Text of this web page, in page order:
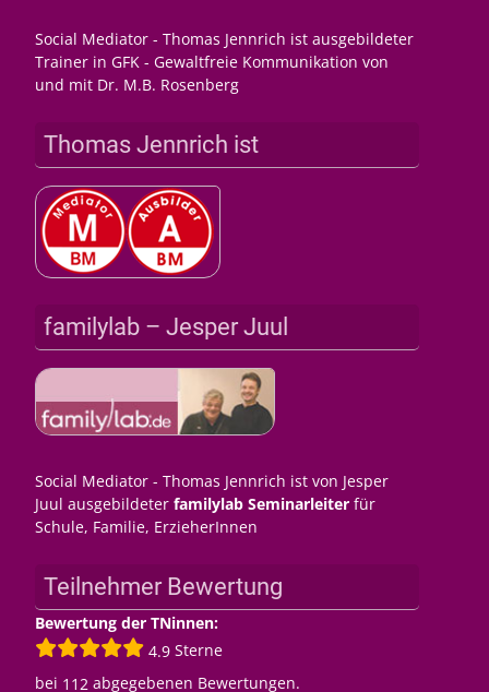
Social Mediator - Thomas Jennrich ist ausgebildeter
Trainer in GFK - Gewaltfreie Kommunikation von
und mit Dr. M.B. Rosenberg
Thomas Jennrich ist
familylab – Jesper Juul
Social Mediator - Thomas Jennrich ist von Jesper
Juul ausgebildeter familylab Seminarleiter für
Schule, Familie, ErzieherInnen
Teilnehmer Bewertung
Bewertung der TNinnen:
4.9 Sterne
bei 112 abgegebenen Bewertungen.